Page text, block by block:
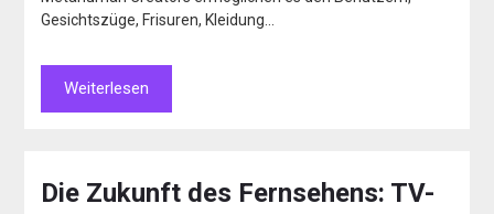
Gesichtszüge, Frisuren, Kleidung…
Weiterlesen
Die Zukunft des Fernsehens: TV-